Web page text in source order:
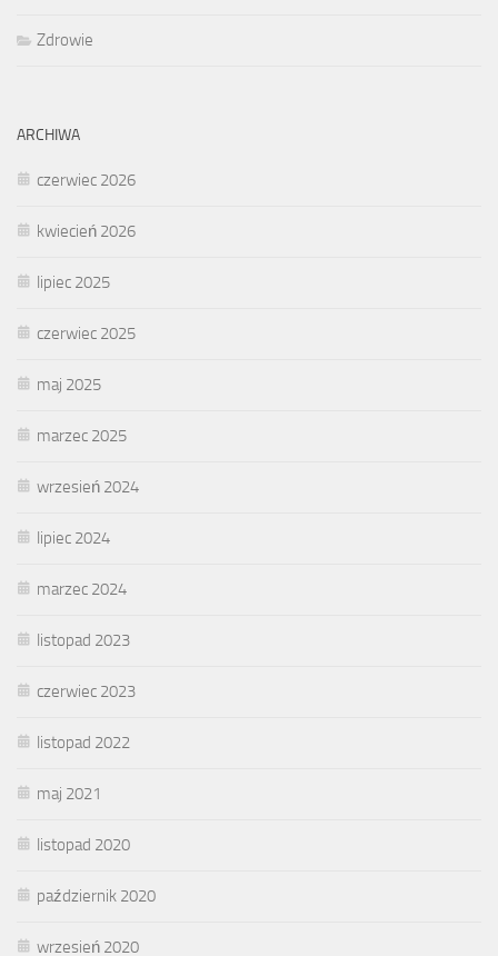
Zdrowie
ARCHIWA
czerwiec 2026
kwiecień 2026
lipiec 2025
czerwiec 2025
maj 2025
marzec 2025
wrzesień 2024
lipiec 2024
marzec 2024
listopad 2023
czerwiec 2023
listopad 2022
maj 2021
listopad 2020
październik 2020
wrzesień 2020